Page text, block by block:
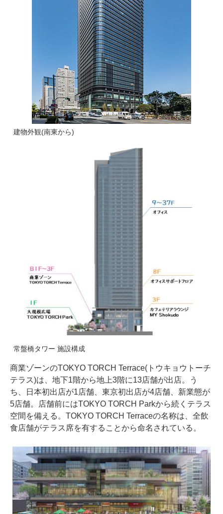
建物外観(南東から)
常盤橋タワー 施設構成
商業ゾーンのTOKYO TORCH Terrace(トウキョウトーチ
テラス)は、地下1階から地上3階に13店舗が出店。う
ち、日本初出店が1店舗、東京初出店が4店舗、新業態が
5店舗。店舗前にはTOKYO TORCH Parkから続くテラス
空間を備える。TOKYO TORCH Terraceの名称は、全飲
食店舗がテラス席を有することから命名されている。